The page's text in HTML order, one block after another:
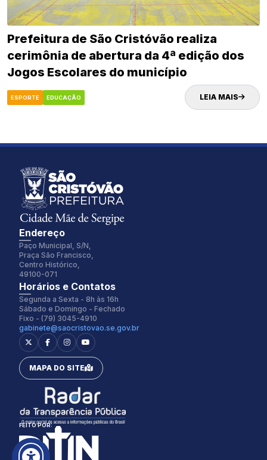
Prefeitura de São Cristóvão realiza
cerimônia de abertura da 4ª edição dos
Jogos Escolares do município
ESPORTE EDUCAÇÃO LEIA MAIS
Inter
Espaçamento Fonte:
0px
Alterar Tema:
Claro
Endereço
Paço Municipal, S/N,
Praça São Francisco,
Centro Histórico,
49100-071
Horários e Contatos
Segunda a Sexta - 8h às 16h
Sábado e Domingo - Fechado
Fixo - (79) 3045-4910
gabinete@saocristovao.se.gov.br
MAPA DO SITE
FEITO POR: